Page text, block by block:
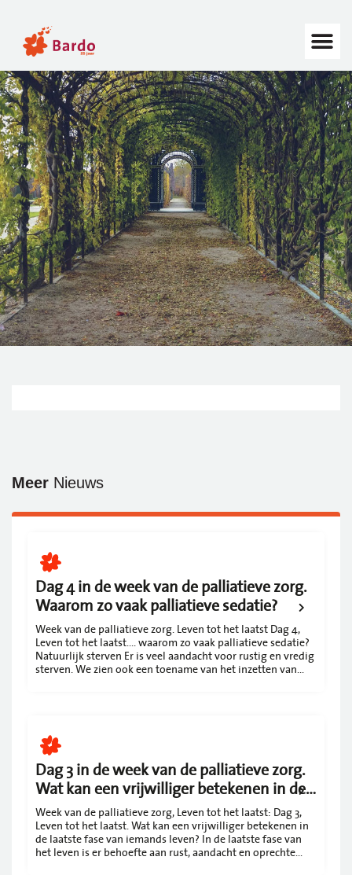
Meer Nieuws
Dag 4 in de week van de palliatieve zorg.
Waarom zo vaak palliatieve sedatie?
Week van de palliatieve zorg. Leven tot het laatst Dag 4,
Leven tot het laatst…. waarom zo vaak palliatieve sedatie?
Natuurlijk sterven Er is veel aandacht voor rustig en vredig
sterven. We zien ook een toename van het inzetten van
Dag 3 in de week van de palliatieve zorg.
Wat kan een vrijwilliger betekenen in de
laatste fase van iemands leven?
Week van de palliatieve zorg, Leven tot het laatst: Dag 3,
Leven tot het laatst. Wat kan een vrijwilliger betekenen in
de laatste fase van iemands leven? In de laatste fase van
het leven is er behoefte aan rust, aandacht en oprechte